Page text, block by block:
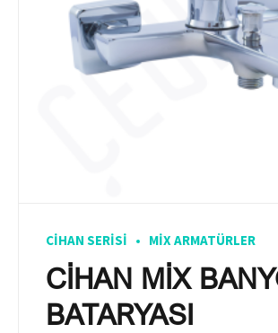
CIHAN SERISI MIX ARMATÜRLER
CİHAN MİX
BATARYASI